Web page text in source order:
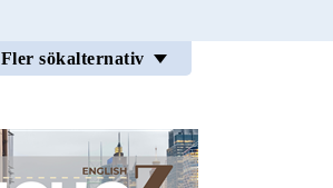
Fler sökalternativ